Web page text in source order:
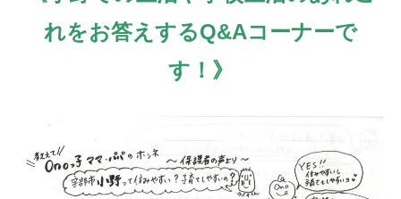
れをお答えするQ&Aコーナーで
す！》